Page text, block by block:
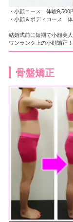
・小顔コース 体験9,500
・小顔＆ボディコース
結婚式前に短期で小顔美
ワンランク上の小顔矯正！
骨盤矯正